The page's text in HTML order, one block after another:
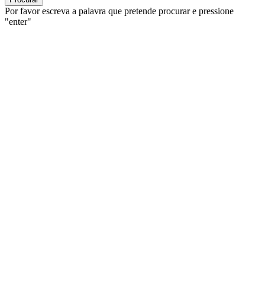
Por favor escreva a palavra que pretende procurar e pressione
"enter"